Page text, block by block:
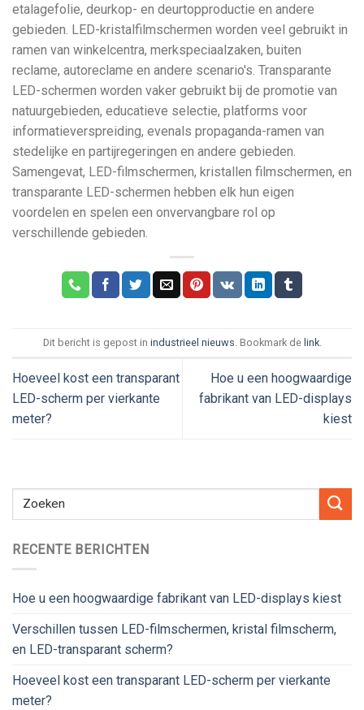
etalagefolie, deurkop- en deurtopproductie en andere
gebieden. LED-kristalfilmschermen worden veel gebruikt in
ramen van winkelcentra, merkspeciaalzaken, buiten
reclame, autoreclame en andere scenario's. Transparante
LED-schermen worden vaker gebruikt bij de promotie van
natuurgebieden, educatieve selectie, platforms voor
informatieverspreiding, evenals propaganda-ramen van
stedelijke en partijregeringen en andere gebieden.
Samengevat, LED-filmschermen, kristallen filmschermen, en
transparante LED-schermen hebben elk hun eigen
voordelen en spelen een onvervangbare rol op
verschillende gebieden.
Dit bericht is gepost in industrieel nieuws . Bookmark de link.
Hoeveel kost een transparant
LED-scherm per vierkante
meter?
Hoe u een hoogwaardige
fabrikant van LED-displays
kiest
RECENTE BERICHTEN
Hoe u een hoogwaardige fabrikant van LED-displays kiest
Verschillen tussen LED-filmschermen, kristal filmscherm,
en LED-transparant scherm?
Hoeveel kost een transparant LED-scherm per vierkante
meter?